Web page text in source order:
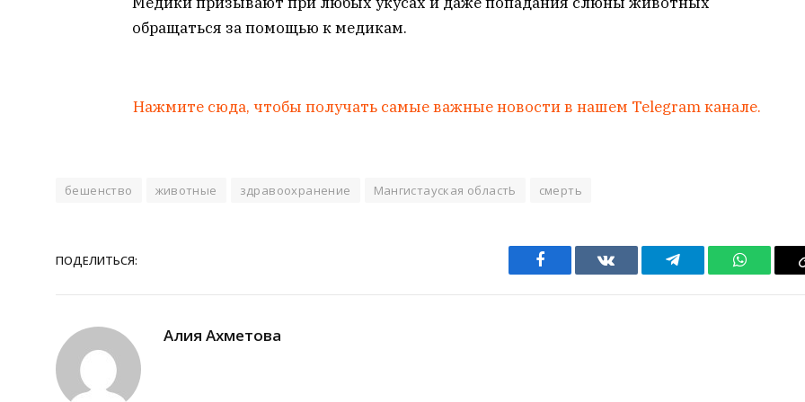
обращаться за помощью к медикам.
Нажмите сюда, чтобы получать самые важные новости в нашем Telegram канале.
бешенство животные здравоохранение Мангистауская областЬ смерть
ПОДЕЛИТЬСЯ:
Facebook VKontakteTelegram
Алия Ахметова